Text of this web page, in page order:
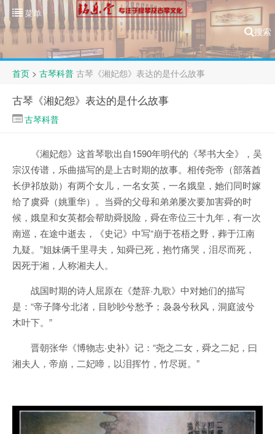
菜单
搜索
首页 > 古琴科普 古琴《湘妃怨》表达的是什么故事
古琴《湘妃怨》表达的是什么故事
古琴科普
《湘妃怨》这首琴歌出自1590年明代的《琴书大全》，吴
宗汉传谱，乐曲描写的是上古时期的故事。相传尧帝（部落酋
长伊祁放勋）有两个女儿，一名女英，一名娥皇，她们同时嫁
给了虞舜（姚重华）。当舜的父母和弟弟屡次要加害舜的时
候，娥皇和女英都会帮助舜脱险，舜在帝位三十九年，有一次
南巡，在途中逝去，《史记》中写“崩于苍梧之野，葬于江南
九疑。”姐妹俩千里寻夫，知舜已死，抱竹痛哭，泪尽而死，
因死于湘，人称湘夫人。
战国时期的诗人屈原在《楚辞·九歌》中对她们的描写
是：“帝子降兮北渚，目眇眇兮愁予；袅袅兮秋风，洞庭波兮
木叶下。”
晋朝张华《博物志·史补》记：“尧之二女，舜之二妃，曰
湘夫人，帝崩，二妃啼，以泪挥竹，竹尽斑。”